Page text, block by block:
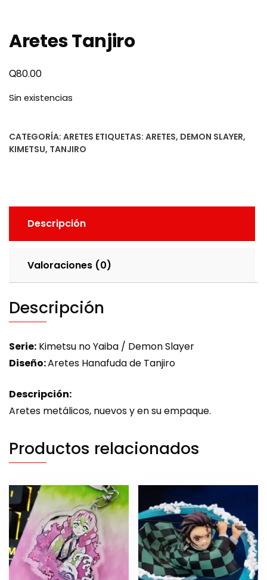
Aretes Tanjiro
Q80.00
Sin existencias
CATEGORÍA: ARETES ETIQUETAS: ARETES, DEMON SLAYER,
KIMETSU, TANJIRO
Descripción
Valoraciones (0)
Descripción
Serie: Kimetsu no Yaiba / Demon Slayer
Diseño:Aretes Hanafuda de Tanjiro
Descripción:
Aretes metálicos, nuevos y en su empaque.
Productos relacionados